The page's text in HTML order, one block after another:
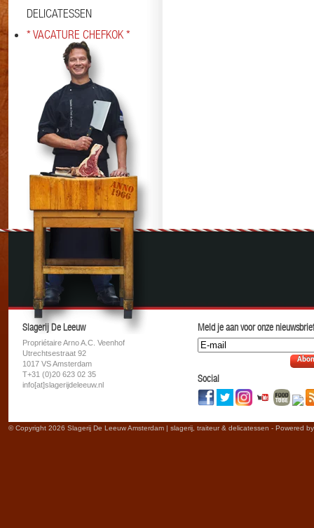
DELICATESSEN
* VACATURE CHEFKOK *
Slagerij De Leeuw
Propriétaire Arno A.C. Veenhof
Utrechtsestraat 92
1017 VS Amsterdam
T+31 (0)20 623 02 35
info[at]slagerijdeleeuw.nl
Meld je aan voor onze
Social
© Copyright 2026 Slagerij De Leeuw Amsterdam | slagerij, traiteur & delicatessen - Powered